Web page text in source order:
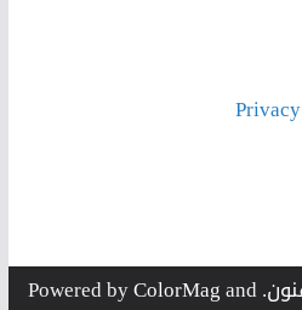
. Powered by
ColorMag and